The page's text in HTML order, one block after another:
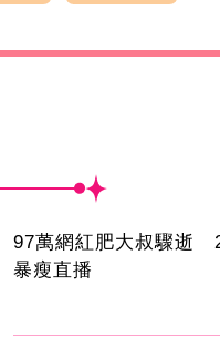
97萬網紅肥大叔驟逝
暴瘦直播